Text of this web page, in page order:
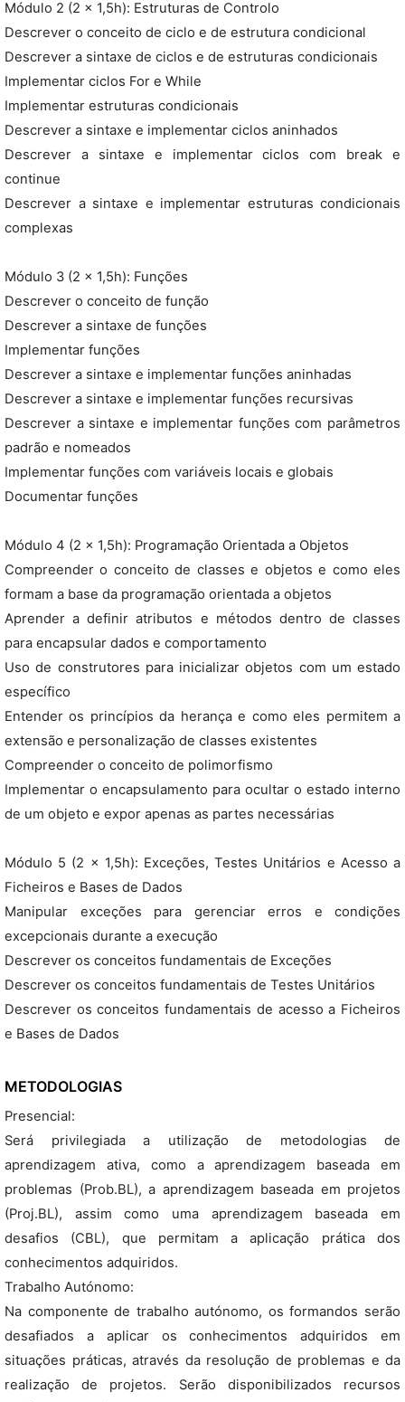
Módulo 2 (2 x 1,5h): Estruturas de Controlo
Descrever o conceito de ciclo e de estrutura condicional
Descrever a sintaxe de ciclos e de estruturas condicionais
Implementar ciclos For e While
Implementar estruturas condicionais
Descrever a sintaxe e implementar ciclos aninhados
Descrever a sintaxe e implementar ciclos com break e
continue
Descrever a sintaxe e implementar estruturas condicionais
complexas
Módulo 3 (2 x 1,5h): Funções
Descrever o conceito de função
Descrever a sintaxe de funções
Implementar funções
Descrever a sintaxe e implementar funções aninhadas
Descrever a sintaxe e implementar funções recursivas
Descrever a sintaxe e implementar funções com parâmetros
padrão e nomeados
Implementar funções com variáveis locais e globais
Documentar funções
Módulo 4 (2 x 1,5h): Programação Orientada a Objetos
Compreender o conceito de classes e objetos e como eles
formam a base da programação orientada a objetos
Aprender a definir atributos e métodos dentro de classes
para encapsular dados e comportamento
Uso de construtores para inicializar objetos com um estado
específico
Entender os princípios da herança e como eles permitem a
extensão e personalização de classes existentes
Compreender o conceito de polimorfismo
Implementar o encapsulamento para ocultar o estado interno
de um objeto e expor apenas as partes necessárias
Módulo 5 (2 x 1,5h): Exceções, Testes Unitários e Acesso a
Ficheiros e Bases de Dados
Manipular exceções para gerenciar erros e condições
excepcionais durante a execução
Descrever os conceitos fundamentais de Exceções
Descrever os conceitos fundamentais de Testes Unitários
Descrever os conceitos fundamentais de acesso a Ficheiros
e Bases de Dados
METODOLOGIAS
Presencial:
Será privilegiada a utilização de metodologias de
aprendizagem ativa, como a aprendizagem baseada em
problemas (Prob.BL), a aprendizagem baseada em projetos
(Proj.BL), assim como uma aprendizagem baseada em
desafios (CBL), que permitam a aplicação prática dos
conhecimentos adquiridos.
Trabalho Autónomo:
Na componente de trabalho autónomo, os formandos serão
desafiados a aplicar os conhecimentos adquiridos em
situações práticas, através da resolução de problemas e da
realização de projetos. Serão disponibilizados recursos